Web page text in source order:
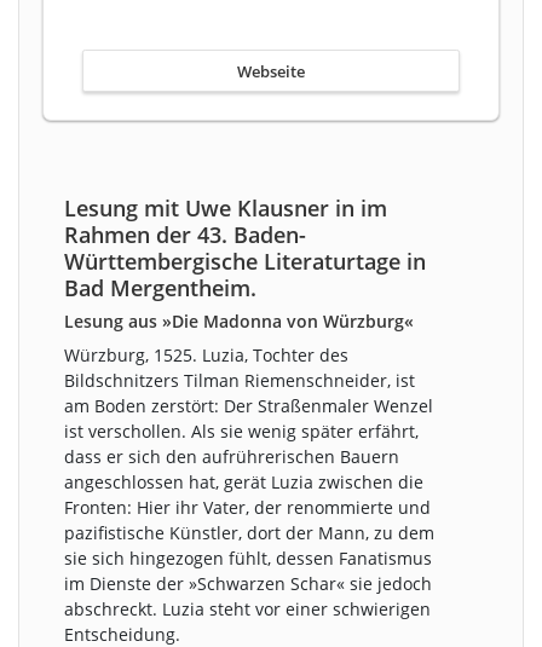
Webseite
Lesung mit Uwe Klausner in im
Rahmen der 43. Baden-
Württembergische Literaturtage in
Bad Mergentheim.
Lesung aus »Die Madonna von Würzburg«
Würzburg, 1525. Luzia, Tochter des
Bildschnitzers Tilman Riemenschneider, ist
am Boden zerstört: Der Straßenmaler Wenzel
ist verschollen. Als sie wenig später erfährt,
dass er sich den aufrührerischen Bauern
angeschlossen hat, gerät Luzia zwischen die
Fronten: Hier ihr Vater, der renommierte und
pazifistische Künstler, dort der Mann, zu dem
sie sich hingezogen fühlt, dessen Fanatismus
im Dienste der »Schwarzen Schar« sie jedoch
abschreckt. Luzia steht vor einer schwierigen
Entscheidung.